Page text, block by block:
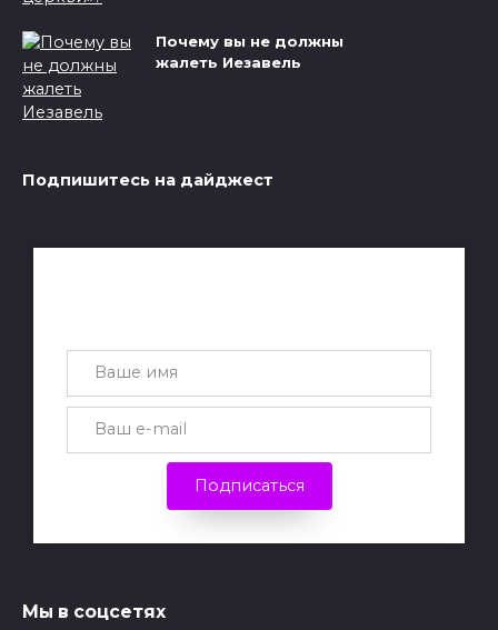
Почему вы не должны
жалеть Иезавель
Подпишитесь на дайджест
Подписаться
Мы в соцсетях